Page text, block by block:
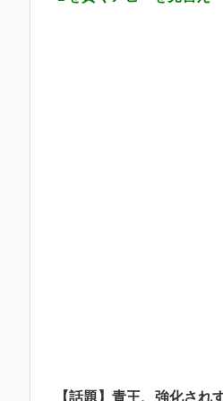
【話題】青王、強化され